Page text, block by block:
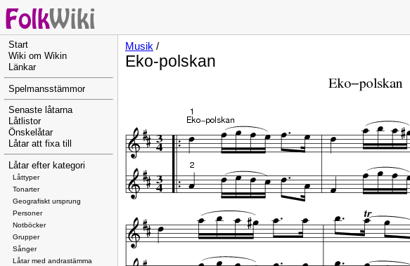
Start
Wiki om Wikin
Länkar
Spelmansstämmor
Senaste låtarna
Låtlistor
Önskelåtar
Låtar att fixa till
Låtar efter kategori
Låttyper
Tonarter
Geografiskt ursprung
Personer
Notböcker
Grupper
Sånger
Låtar med andrastämma
Musik /
Eko-polskan